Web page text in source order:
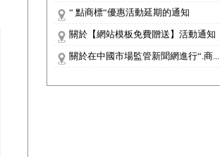
“ 點商標“優惠活動延期的通知
關於【網站模板免費贈送】活動通知
關於在中國市場監管新聞網進行“.商...